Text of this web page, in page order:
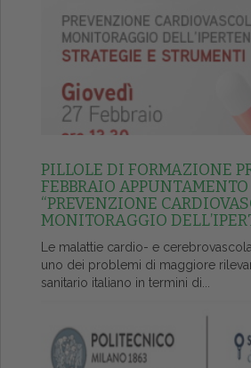
PILLOLE DI FORMAZIONE
FEBBRAIO
“PREVENZIONE
MONITORAGGIO
Le malattie cardio- e
uno dei problemi di maggiore
sanitario italiano in termini di...